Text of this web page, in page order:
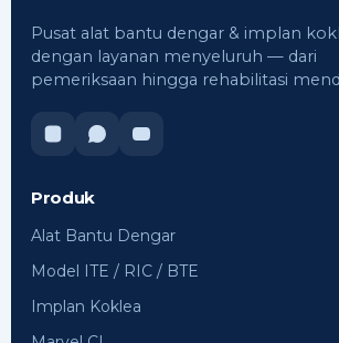
Pusat alat bantu dengar & implan
dengan layanan menyeluruh — dari
pemeriksaan hingga rehabilitasi
Produk
Alat Bantu Dengar
Model ITE / RIC / BTE
Implan Koklea